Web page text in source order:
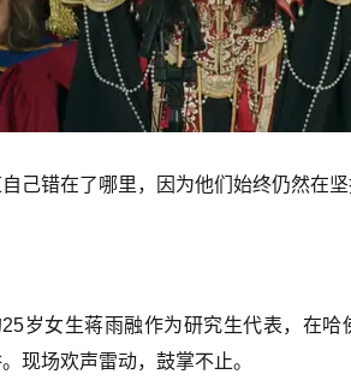
己错在了哪里，因为他们始终仍然在坚
岁女生蒋雨融作为研究生代表，在哈
现场欢声雷动，鼓掌不止。
8月5
认，
流枢纽